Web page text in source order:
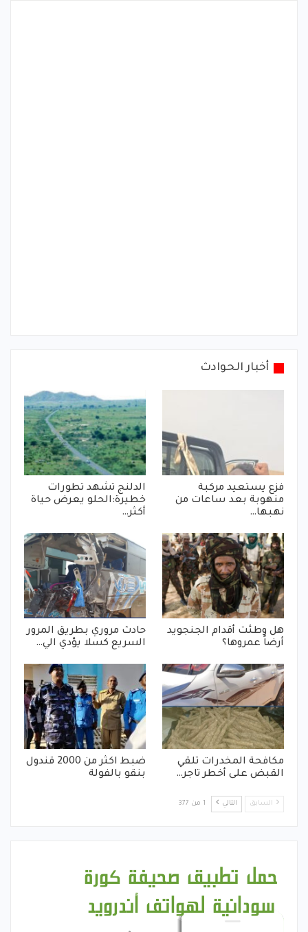
أخبار الحوادث
فزع يستعيد مركبة
منهوبة بعد ساعات من
نهبها…
الدلنج تشهد تطورات
خطيرة:الحلو يعرض حياة
أكثر…
هل وطئت أقدام الجنجويد
أرضاً عمروها؟
حادث مروري بطريق المرور
السريع كسلا يؤدي الي…
مكافحة المخدرات تلقي
القبض على أخطر تاجر…
ضبط اكثر من 2000 قندول
بنقو بالفولة
السابق التالي 1 من 377